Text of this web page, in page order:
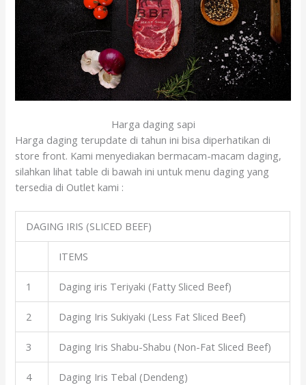
Harga daging sapi
Harga daging terupdate di tahun ini bisa diperhatikan di
store front. Kami menyediakan bermacam-macam daging,
silahkan lihat table di bawah ini untuk menu daging yang
tersedia di Outlet kami :
DAGING IRIS (SLICED BEEF)
ITEMS
1 Daging iris Teriyaki (Fatty Sliced Beef)
2 Daging Iris Sukiyaki (Less Fat Sliced Beef)
3 Daging Iris Shabu-Shabu (Non-Fat Sliced Beef)
4 Daging Iris Tebal (Dendeng)